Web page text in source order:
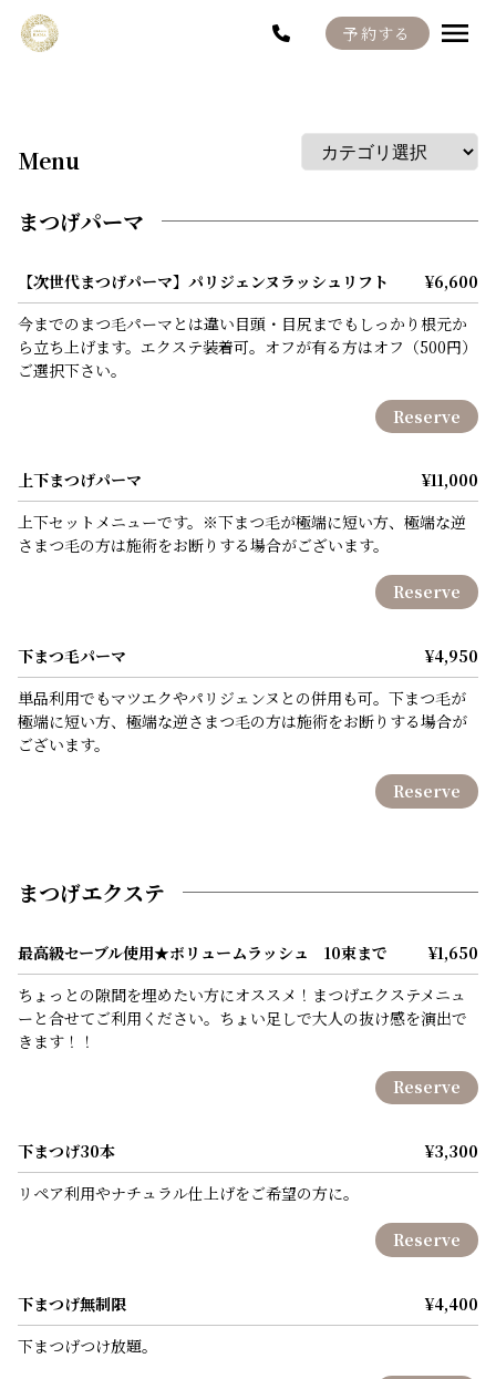
予約する
Menu
まつげパーマ
【次世代まつげパーマ】パリジェンヌラッシュリフト
¥6,600
今までのまつ毛パーマとは違い目頭・目尻までもしっかり根元か
ら立ち上げます。エクステ装着可。オフが有る方はオフ（500円）
ご選択下さい。
Reserve
上下まつげパーマ
¥11,000
上下セットメニューです。※下まつ毛が極端に短い方、極端な逆
さまつ毛の方は施術をお断りする場合がございます。
Reserve
下まつ毛パーマ
¥4,950
単品利用でもマツエクやパリジェンヌとの併用も可。下まつ毛が
極端に短い方、極端な逆さまつ毛の方は施術をお断りする場合が
ございます。
Reserve
まつげエクステ
最高級セーブル使用★ボリュームラッシュ 10束まで
¥1,650
ちょっとの隙間を埋めたい方にオススメ！まつげエクステメニュ
ーと合せてご利用ください。ちょい足しで大人の抜け感を演出で
きます！！
Reserve
下まつげ30本
¥3,300
リペア利用やナチュラル仕上げをご希望の方に。
Reserve
下まつげ無制限
¥4,400
下まつげつけ放題。